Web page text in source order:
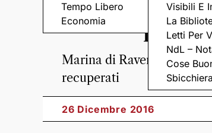
Tempo Libero
Economia
Visibili E
La
Letti Per
NdL –
Cose
Il porto
Marina di Ravenna e lo
recuperati
26 Dicembre 2016